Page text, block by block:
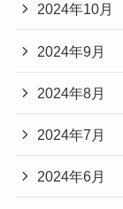
2024年10月
2024年9月
2024年8月
2024年7月
2024年6月